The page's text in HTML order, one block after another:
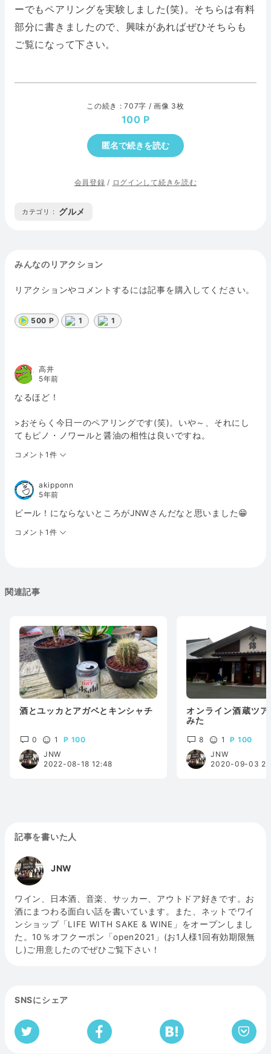
ーでもペアリングを実験しました(笑)。そちらは有料
部分に書きましたので、興味があればぜひそちらも
ご覧になって下さい。
この続き : 707字 / 画像 3枚
100
匿名で続きを読む
会員登録 / ログインして続きを読む
カテゴリ : グルメ
みんなのリアクション
リアクションやコメントするには記事を購入してください。
500 P 1 1
高井
5年前
なるほど！
>おそらく今日一のペアリングです(笑)。いや～、それにし
てもピノ・ノワールと醤油の相性は良いですね。
コメント1件
akipponn
5年前
ビール！にならないところがJNWさんだなと思いました😁
コメント1件
関連記事
酒とユッカとアガベとキンシャチ
0 1
100
JNW
2022-08-18 12:48
オンライン酒蔵ツ
みた
8 1
100
JNW
2020-09-03
記事を書いた人
JNW
ワイン、日本酒、音楽、サッカー、アウトドア好きです。お
酒にまつわる面白い話を書いています。また、ネットでワイ
ンショップ「LIFE WITH SAKE & WINE」をオープンしまし
た。10％オフクーポン「open2021」(お1人様1回有効期限無
し)ご用意したのでぜひご覧下さい！
SNSにシェア